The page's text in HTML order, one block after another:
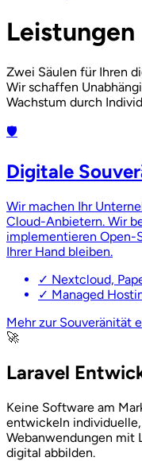
Leistungen
Zwei Säulen für Ihren
Wir schaffen
Wachstum durch
🛡️
Digitale
Wir machen Ihr
Cloud-Anbietern. Wir
implementieren Open-
Ihrer Hand bleiben.
✓ Nextcloud,
✓ Managed
Mehr zur Souveränität
🚀
Laravel
Keine Software am
entwickeln
Webanwendungen mit
digital abbilden.